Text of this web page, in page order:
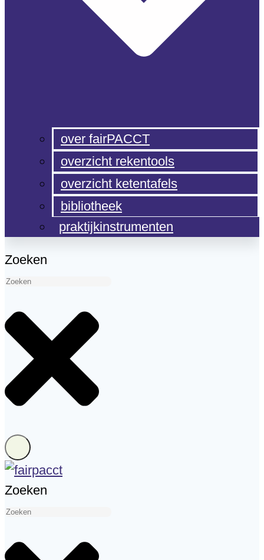
over fairPACCT
overzicht rekentools
overzicht ketentafels
bibliotheek
praktijkinstrumenten
Zoeken
Zoeken